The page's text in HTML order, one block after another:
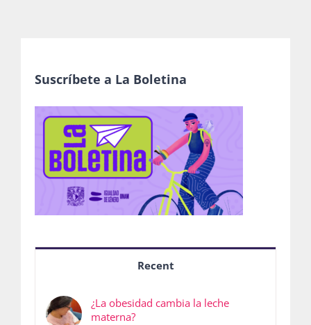
Suscríbete a La Boletina
Recent
¿La obesidad cambia la leche
materna?